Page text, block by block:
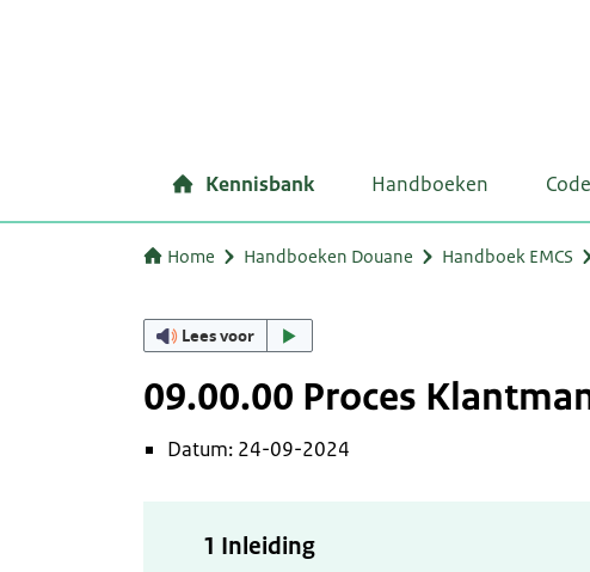
Kennisbank Handboeken
Home Handboeken Douane Handboek EMCS
Lees voor
09.00.00 Proces
Datum: 24-09-2024
1 Inleiding